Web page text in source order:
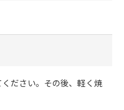
ださい。その後、軽く焼